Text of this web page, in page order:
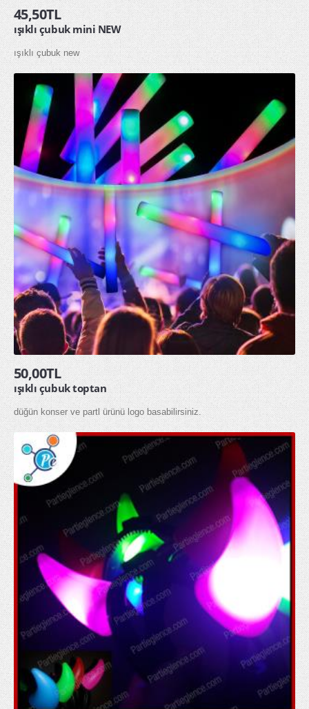
45,50TL
ışıklı çubuk mini NEW
ışıklı çubuk new
50,00TL
ışıklı çubuk toptan
düğün konser ve partl ürünü logo basabilirsiniz.